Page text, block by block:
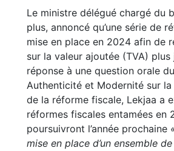
Le ministre délégué chargé du
plus, annoncé qu’une série de
mise en place en 2024 afin de
sur la valeur ajoutée (TVA) plus
réponse à une question orale
Authenticité et Modernité sur
de la réforme fiscale, Lekjaa a
réformes fiscales entamées en
poursuivront l’année prochaine
mise en place d’un ensemble